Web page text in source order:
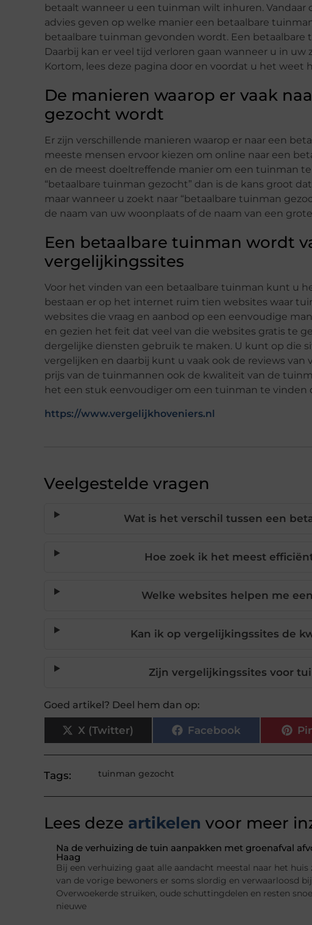
betaalt wanneer u een tuinman wilt inhuren.
advies geven op welke manier een betaalbare
betaalbare tuinman gevonden wordt. Een
Daarbij kan er veel tijd verloren gaan wanneer u in
Kortom, lees deze pagina door en voordat u het
De manieren waarop er vaak
gezocht wordt
Er zijn verschillende manieren waarop er naar een
meeste mensen ervoor kiezen om online naar een
en de meest doeltreffende manier om een tuinman
“betaalbare tuinman gezocht” dan is de kans groot
maar wanneer u zoekt naar “betaalbare tuinman
de naam van uw woonplaats of de naam van een
Een betaalbare tuinman wordt
vergelijkingssites
Voor het vinden van een betaalbare tuinman kunt u
bestaan er op het internet ruim tien websites waar
websites die vraag en aanbod op een eenvoudige
en gezien het feit dat veel van die websites gratis te
dergelijke diensten gebruik te maken. U kunt op die
vergelijken en daarbij kunt u vaak ook de reviews
prijs van de tuinmannen ook de kwaliteit van de
het een stuk eenvoudiger om een tuinman te vinden
https://www.vergelijkhoveniers.nl
Veelgestelde vragen
Wat is het verschil tussen een
Hoe zoek ik het meest
Welke websites helpen me
Kan ik op vergelijkingssites de
Zijn vergelijkingssites voor
Goed artikel? Deel hem dan op:
X (Twitter) Facebook
Tags: tuinman gezocht
Lees deze artikelen voor meer
Na de verhuizing de tuin aanpakken met groenafval
Haag
Bij een verhuizing gaat alle aandacht meestal naar het
van de vorige bewoners er soms slordig en verwaarloosd
Overwoekerde struiken, oude schuttingdelen en resten
nieuwe